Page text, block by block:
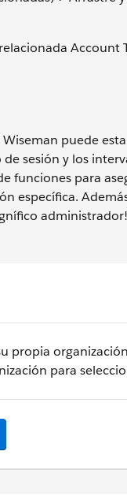
puede
sesión y los
funciones para
específica.
administrador!
propia
para